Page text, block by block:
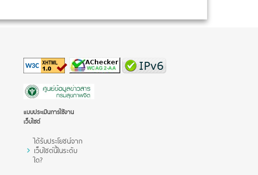
แบบประเมินการใช้งาน
เว็บไซต์
ได้รับประโยชน์จาก
เว็บไซต์นี้ในระดับ
ใด?